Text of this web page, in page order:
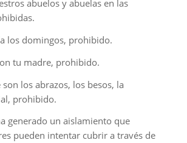
abuelos y abuelas en las
los domingos, prohibido.
tu madre, prohibido.
los abrazos, los besos, la
prohibido.
generado un aislamiento que
pueden intentar cubrir a través de